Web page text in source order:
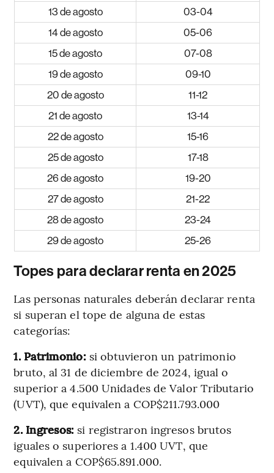
13 de agosto
03-04
14 de agosto
05-06
15 de agosto
07-08
19 de agosto
09-10
20 de agosto
11-12
21 de agosto
13-14
22 de agosto
15-16
25 de agosto
17-18
26 de agosto
19-20
27 de agosto
21-22
28 de agosto
23-24
29 de agosto
25-26
Topes para declarar renta en 2025
Las personas naturales deberán declarar renta
si superan el tope de alguna de estas
categorías:
1. Patrimonio: si obtuvieron un patrimonio
bruto, al 31 de diciembre de 2024, igual o
superior a 4.500 Unidades de Valor Tributario
(UVT), que equivalen a COP$211.793.000
2. Ingresos: si registraron ingresos brutos
iguales o superiores a 1.400 UVT, que
equivalen a COP$65.891.000.